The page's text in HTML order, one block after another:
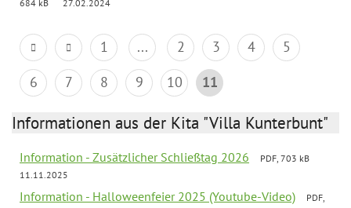
684 kB
27.02.2024
1 ... 2 3 4
5
6
7 8 9 10 11
Informationen aus der Kita "Villa Kunterbunt"
Information - Zusätzlicher Schließtag 2026
PDF, 703 kB
11.11.2025
Information - Halloweenfeier 2025 (Youtube-Video) PDF,